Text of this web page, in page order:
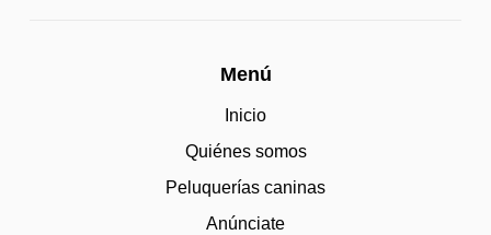
Menú
Inicio
Quiénes somos
Peluquerías caninas
Anúnciate